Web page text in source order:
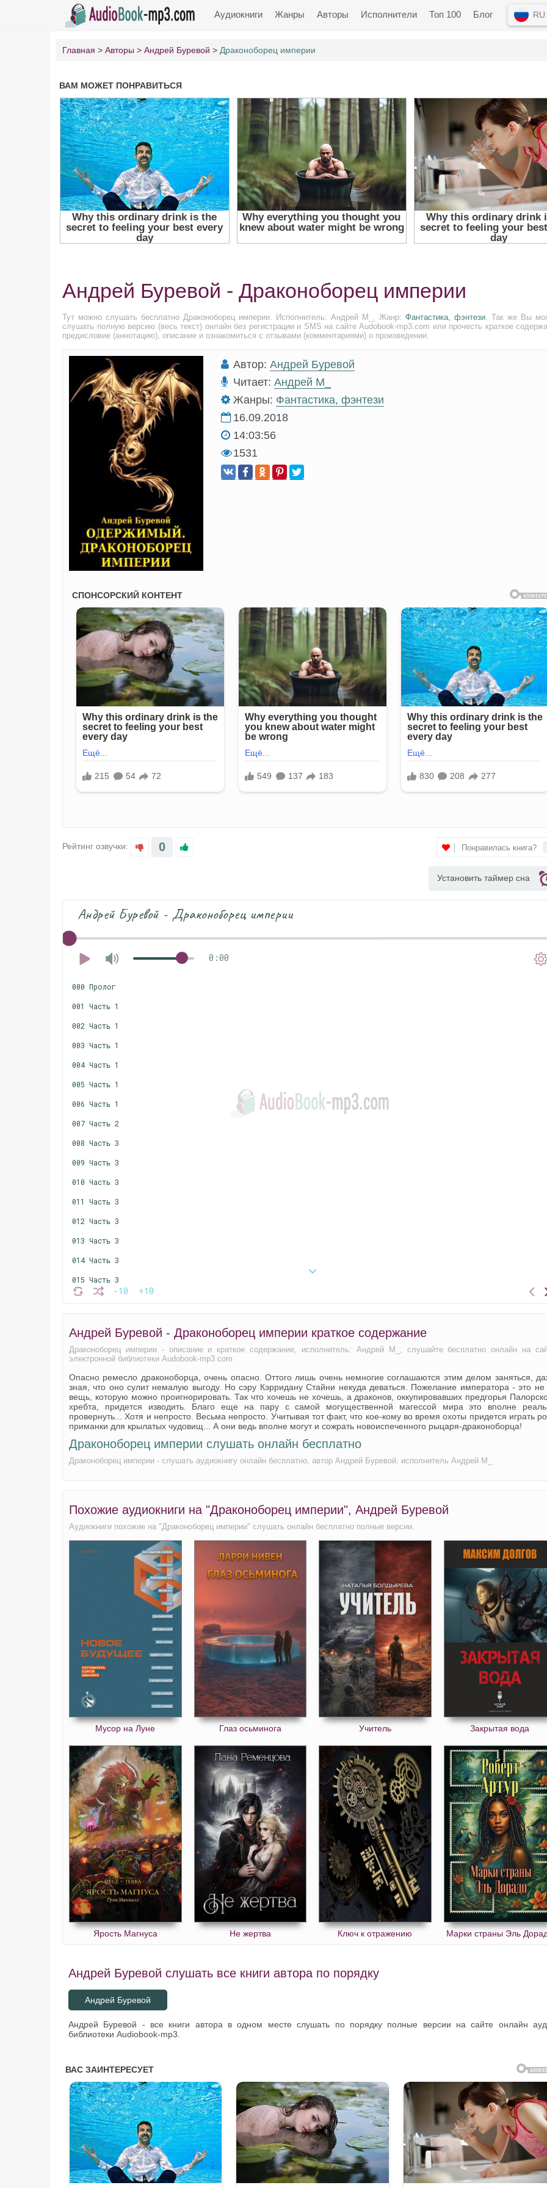
Аудиокниги Жанры Авторы Исполнители Топ 100 Блог RU
Главная Авторы Андрей Буревой Драконоборец империи
Андрей Буревой - Драконоборец империи
Тут можно слушать бесплатно Драконоборец империи. Исполнитель: Андрей М_, Жанр: Фантастика, фэнтези. Так же Вы
слушать полную версию (весь текст) онлайн без регистрации и SMS на сайте Audobook-mp3.com или прочесть краткое
предисловие (аннотацию), описание и ознакомиться с отзывами (комментариями) о произведении.
Автор: Андрей Буревой
Читает: Андрей М_
Жанры: Фантастика, фэнтези
16.09.2018
14:03:56
1531
Рейтинг озвучки: 0 Понравилась книга?
Установить таймер сна
Андрей Буревой - Драконоборец империи
0:00
-10 +10
000 Пролог
001 Часть 1
002 Часть 1
003 Часть 1
004 Часть 1
005 Часть 1
006 Часть 1
007 Часть 2
008 Часть 3
009 Часть 3
010 Часть 3
011 Часть 3
012 Часть 3
013 Часть 3
014 Часть 3
015 Часть 3
016 Часть 4
018 Часть 4
019 Часть 4
020 Часть 4
021 Эпилог
Андрей Буревой - Драконоборец империи краткое содержание
Драконоборец империи - описание и краткое содержание, исполнитель: Андрей М_, слушайте бесплатно онлайн на
электронной библиотеки Audobook-mp3.com
Опасно ремесло драконоборца, очень опасно. Оттого лишь очень немногие соглашаются этим делом заняться,
зная, что оно сулит немалую выгоду. Но сэру Кэрридану Стайни некуда деваться. Пожелание императора - это не
вещь, которую можно проигнорировать. Так что хочешь не хочешь, а драконов, оккупировавших предгорья
хребта, придется изводить. Благо еще на пару с самой могущественной магессой мира это вполне
провернуть... Хотя и непросто. Весьма непросто. Учитывая тот факт, что кое-кому во время охоты придется играть
приманки для крылатых чудовищ... А они ведь вполне могут и сожрать новоиспеченного рыцаря-драконоборца!
Драконоборец империи слушать онлайн бесплатно
Драконоборец империи - слушать аудиокнигу онлайн бесплатно, автор Андрей Буревой, исполнитель Андрей М_
Похожие аудиокниги на "Драконоборец империи", Андрей Буревой
Аудиокниги похожие на "Драконоборец империи" слушать онлайн бесплатно полные версии.
Мусор на Луне Глаз осьминога Учитель Закрытая вода
Ярость Магнуса Не жертва Ключ к отражению Марки страны Эль
Андрей Буревой слушать все книги автора по порядку
Андрей Буревой
Андрей Буревой - все книги автора в одном месте слушать по порядку полные версии на сайте онлайн
библиотеки Audiobook-mp3.